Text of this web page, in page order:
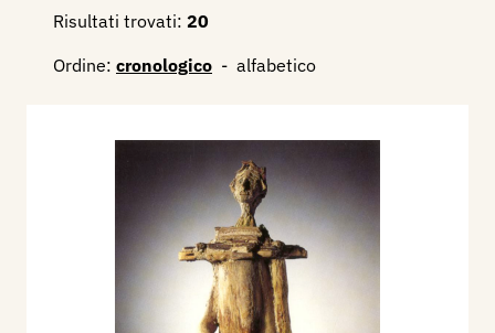
Risultati trovati: 20
Ordine: cronologico - alfabetico